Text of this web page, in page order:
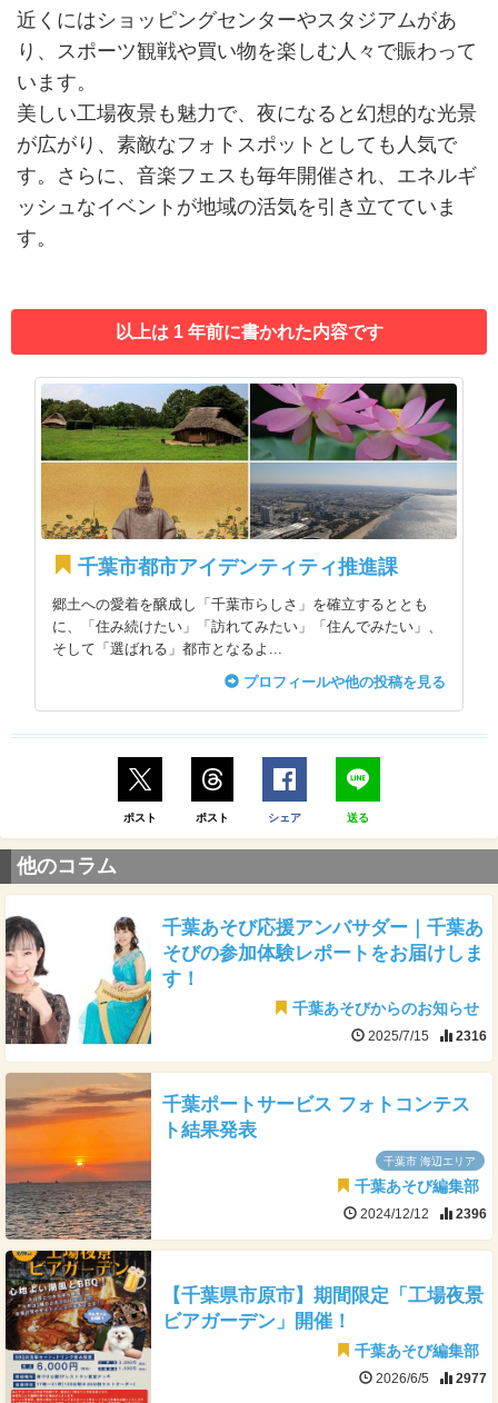
近くにはショッピングセンターやスタジアムがあ
り、スポーツ観戦や買い物を楽しむ人々で賑わって
います。
美しい工場夜景も魅力で、夜になると幻想的な光景
が広がり、素敵なフォトスポットとしても人気で
す。さらに、音楽フェスも毎年開催され、エネルギ
ッシュなイベントが地域の活気を引き立てていま
す。
以上は 1 年前に書かれた内容です
千葉市都市アイデンティティ推進課
郷土への愛着を醸成し「千葉市らしさ」を確立するととも
に、「住み続けたい」「訪れてみたい」「住んでみたい」、
そして「選ばれる」都市となるよ...
プロフィールや他の投稿を見る
ポスト ポスト シェア 送る
他のコラム
千葉あそび応援アンバサダー｜千葉あ
そびの参加体験レポートをお届けしま
す！
千葉あそびからのお知らせ
2025/7/15 2316
千葉ポートサービス フォトコンテス
ト結果発表
千葉市 海辺エリア
千葉あそび編集部
2024/12/12 2396
【千葉県市原市】期間限定「工場夜景
ビアガーデン」開催！
千葉あそび編集部
2026/6/5 2977